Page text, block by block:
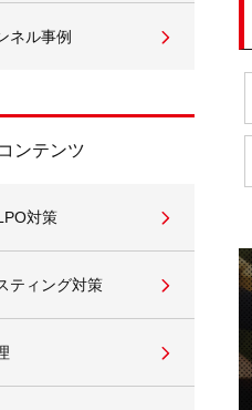
ネル事例
ンテンツ
対策
ティング対策